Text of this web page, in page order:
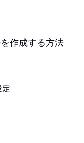
作成する方法